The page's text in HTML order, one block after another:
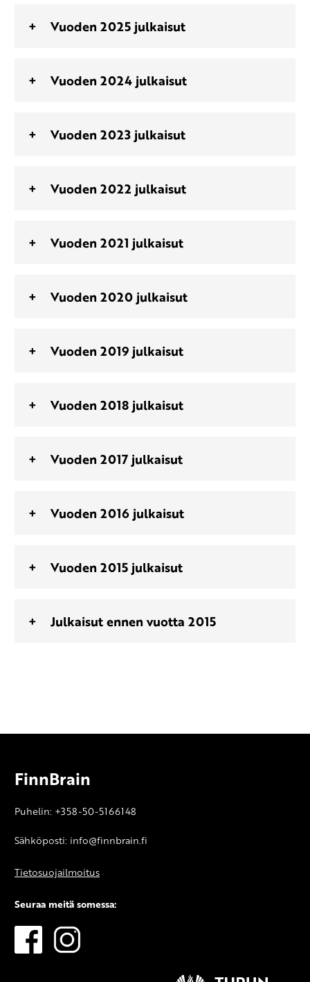
Vuoden 2025 julkaisut
Vuoden 2024 julkaisut
Vuoden 2023 julkaisut
Vuoden 2022 julkaisut
Vuoden 2021 julkaisut
Vuoden 2020 julkaisut
Vuoden 2019 julkaisut
Vuoden 2018 julkaisut
Vuoden 2017 julkaisut
Vuoden 2016 julkaisut
Vuoden 2015 julkaisut
Julkaisut ennen vuotta 2015
FinnBrain
Puhelin: +358-50-5166148
Sähköposti: info@finnbrain.fi
Tietosuojailmoitus
Seuraa meitä somessa: